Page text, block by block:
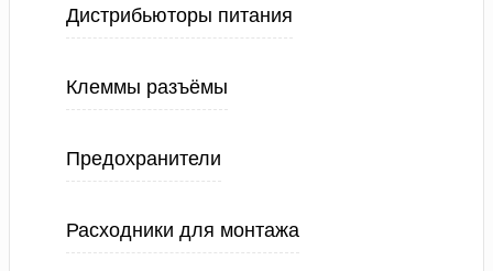
Дистрибьюторы питания
Клеммы разъёмы
Предохранители
Расходники для монтажа